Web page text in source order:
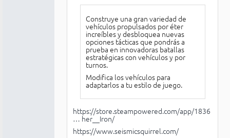
Construye una gran variedad de
vehículos propulsados por éter
increíbles y desbloquea nuevas
opciones tácticas que pondrás a
prueba en innovadoras batallas
estratégicas con vehículos y por
turnos.
Modifica los vehículos para
adaptarlos a tu estilo de juego.
https://store.steampowered.com/app/1836
… her__Iron/
https://www.seismicsquirrel.com/